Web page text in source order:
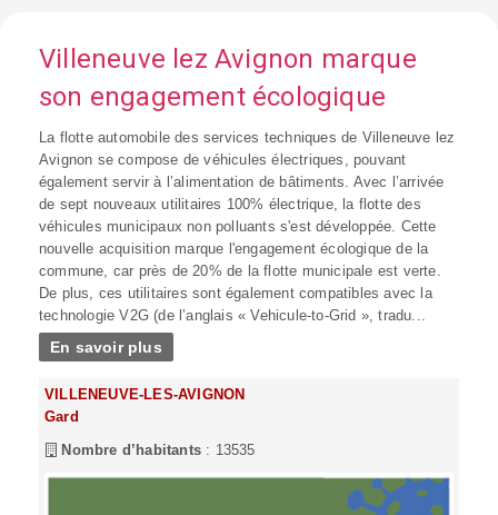
Villeneuve lez Avignon marque
son engagement écologique
La flotte automobile des services techniques de Villeneuve lez
Avignon se compose de véhicules électriques, pouvant
également servir à l’alimentation de bâtiments. Avec l’arrivée
de sept nouveaux utilitaires 100% électrique, la flotte des
véhicules municipaux non polluants s'est développée. Cette
nouvelle acquisition marque l'engagement écologique de la
commune, car près de 20% de la flotte municipale est verte.
De plus, ces utilitaires sont également compatibles avec la
technologie V2G (de l’anglais « Vehicule-to-Grid », tradu...
En savoir plus
VILLENEUVE-LES-AVIGNON
Gard
Nombre d’habitants : 13535